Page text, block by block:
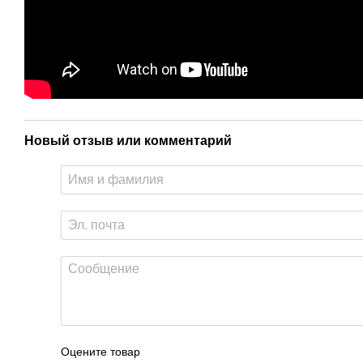
Новый отзыв или комментарий
Оцените товар